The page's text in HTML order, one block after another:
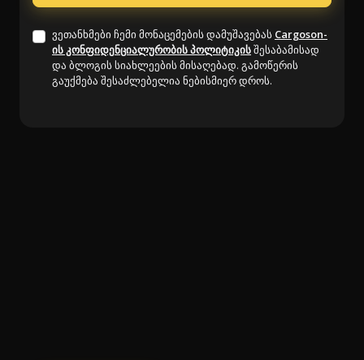
ვეთანხმები ჩემი მონაცემების დამუშავებას Cargoson-
ის კონფიდენციალურობის პოლიტიკისშესაბამისად
და ბლოგის სიახლეების მისაღებად. გამოწერის
გაუქმება შესაძლებელია ნებისმიერ დროს.